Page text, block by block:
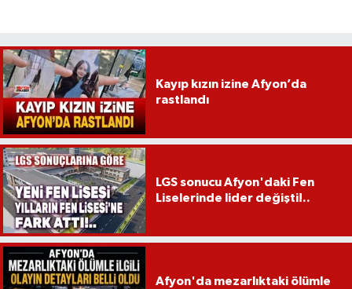
Kayıp kızın izine Afyon’da
rastlandı
LGS sonucu Afyon'daki Fen
Liselerinde lider değişti!..
Afyon'da mezarlıktaki ölümle